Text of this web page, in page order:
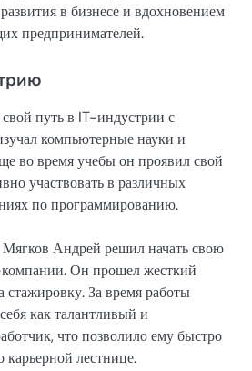
в бизнесе и вдохновением
предпринимателей.
путь в IT-индустрии с
компьютерные науки и
во время учебы он проявил свой
участвовать в различных
по программированию.
Мягков Андрей решил начать свою
Он прошел жесткий
За время работы
как талантливый и
что позволило ему быстро
карьерной лестнице.